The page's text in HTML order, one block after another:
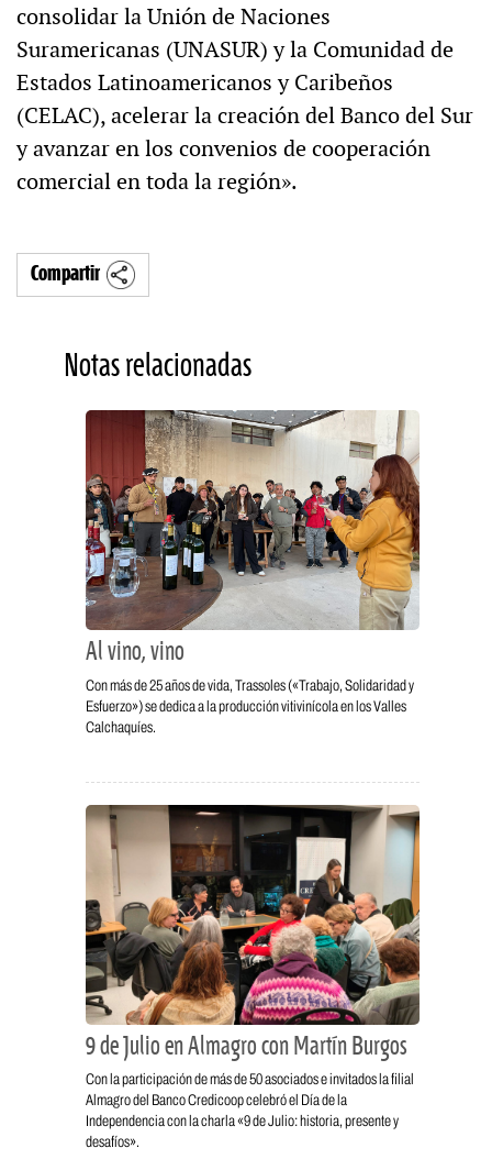
consolidar la Unión de Naciones
Suramericanas (UNASUR) y la Comunidad de
Estados Latinoamericanos y Caribeños
(CELAC), acelerar la creación del Banco del Sur
y avanzar en los convenios de cooperación
comercial en toda la región».
Compartir
Notas relacionadas
Al vino, vino
Con más de 25 años de vida, Trassoles («Trabajo, Solidaridad y
Esfuerzo») se dedica a la producción vitivinícola en los Valles
Calchaquíes.
9 de Julio en Almagro con Martín Burgos
Con la participación de más de 50 asociados e invitados la filial
Almagro del Banco Credicoop celebró el Día de la
Independencia con la charla «9 de Julio: historia, presente y
desafíos».